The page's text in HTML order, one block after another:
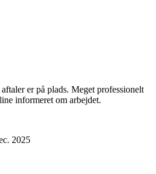
er på plads. Meget professionelt
informeret om arbejdet.
2025